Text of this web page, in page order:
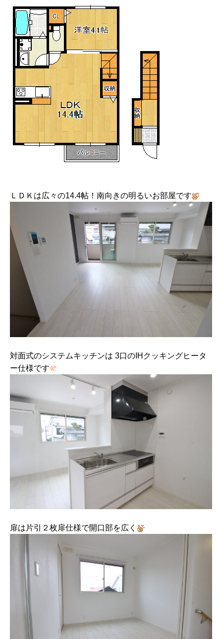
ＬＤＫは広々の14.4帖！南向きの明るいお部屋です
対面式のシステムキッチンは 3口のIHクッキングヒータ
ー仕様です
扉は片引２枚扉仕様で開口部を広く